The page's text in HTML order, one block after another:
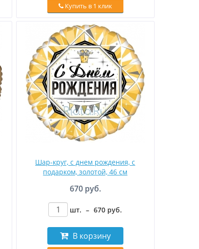
Купить в 1 клик
Шар-круг, с днем рождения, с
подарком, золотой, 46 см
670 руб.
шт. – 670 руб.
В корзину